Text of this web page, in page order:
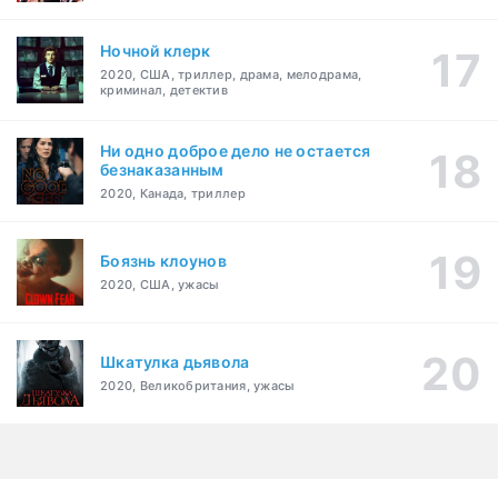
Ночной клерк
2020, США, триллер, драма, мелодрама,
криминал, детектив
Ни одно доброе дело не остается
безнаказанным
2020, Канада, триллер
Боязнь клоунов
2020, США, ужасы
Шкатулка дьявола
2020, Великобритания, ужасы